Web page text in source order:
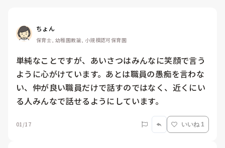
ちょん
保育士, 幼稚園教諭, 小規模認可保育園
単純なことですが、あいさつはみんなに笑顔で言う
ように心がけています。あとは職員の愚痴を言わな
い、仲が良い職員だけで話すのではなく、近くにい
る人みんなで話せるようにしています。
01/17 いいね 1